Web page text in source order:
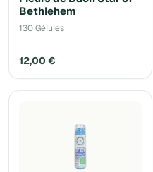
Bethlehem
130 Gélules
12,00 €